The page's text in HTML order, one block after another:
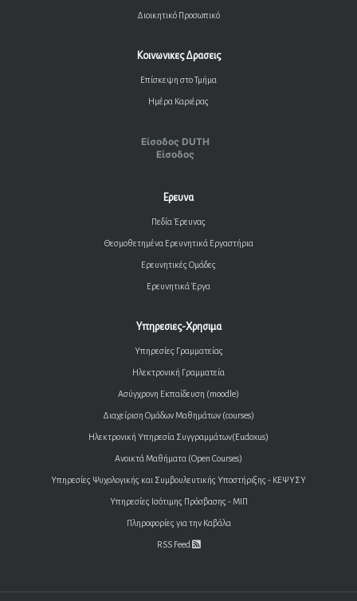
Διοικητικό Προσωπικό
Κοινωνικες Δρασεις
Επίσκεψη στο Τμήμα
Ημέρα Καριέρας
Είσοδος DUTH
Είσοδος
Ερευνα
Πεδία Έρευνας
Θεσμοθετημένα Ερευνητικά Εργαστήρια
Ερευνητικές Ομάδες
Ερευνητικά Έργα
Υπηρεσιες-Χρησιμα
Υπηρεσίες Γραμματείας
Ηλεκτρονική Γραμματεία
Ασύγχρονη Εκπαίδευση (moodle)
Διαχείριση Ομάδων Μαθημάτων (courses)
Ηλεκτρονική Υπηρεσία Συγγραμμάτων(Eudoxus)
Ανοικτά Μαθήματα (Open Courses)
Υπηρεσίες Ψυχολογικής και Συμβουλευτικής Υποστήριξης - ΚΕΨΥΣΥ
Υπηρεσίες Ισότιμης Πρόσβασης - ΜΙΠ
Πληροφορίες για την Καβάλα
RSS Feed